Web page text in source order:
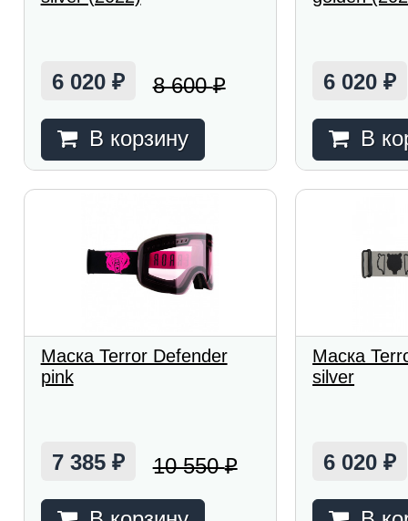
6 020 ₽ 8 600₽
В корзину
6 020₽
В
Маска Terror Defender
pink
7 385 ₽ 10 550₽
Маска
silver
6 020₽